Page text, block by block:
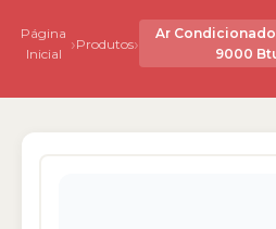
Página
Inicial
›Produtos›
Ar
9000